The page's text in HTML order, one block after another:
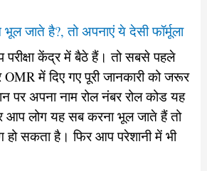
जाते है?, तो अपनाएं ये देसी फॉर्मूला
केंद्र में बैठे हैं। तो सबसे पहले
में दिए गए पूरी जानकारी को जरूर
पर अपना नाम रोल नंबर रोल कोड यह
लोग यह सब करना भूल जाते हैं तो
हो सकता है। फिर आप परेशानी में भी